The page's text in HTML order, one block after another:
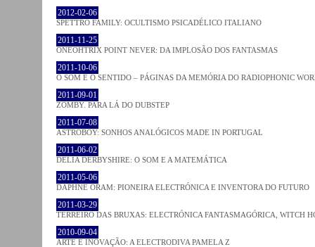
2012-02-06
SPETTRO FAMILY: OCULTISMO PSICADÉLICO ITALIANO
2011-11-25
ONEOHTRIX POINT NEVER: DA IMPLOSÃO DOS FANTASMAS
2011-10-06
O SOM E O SENTIDO – PÁGINAS DA MEMÓRIA DO RADIOPHONIC
2011-09-01
ZOMBY. PARA LÁ DO DUBSTEP
2011-07-08
ASTROBOY: SONHOS ANALÓGICOS MADE IN PORTUGAL
2011-06-02
DELIA DERBYSHIRE: O SOM E A MATEMÁTICA
2011-05-06
DAPHNE ORAM: PIONEIRA ELECTRÓNICA E INVENTORA DO FUTURO
2011-03-29
TERREIRO DAS BRUXAS: ELECTRÓNICA FANTASMAGÓRICA, WITCH
2010-09-04
ARTE E INOVAÇÃO: A ELECTRODIVA PAMELA Z